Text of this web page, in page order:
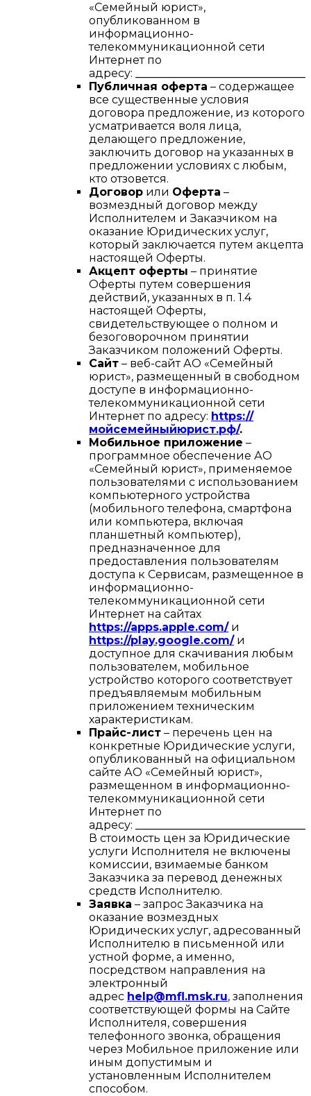
«Семейный юрист»,
опубликованном в
информационно-
телекоммуникационной сети
Интернет по
адресу:
Публичная оферта – содержащее
все существенные условия
договора предложение, из которого
усматривается воля лица,
делающего предложение,
заключить договор на указанных в
предложении условиях с любым,
кто отзовется.
Договор или Оферта –
возмездный договор между
Исполнителем и Заказчиком на
оказание Юридических услуг,
который заключается путем акцепта
настоящей Оферты.
Акцепт оферты – принятие
Оферты путем совершения
действий, указанных в п. 1.4
настоящей Оферты,
свидетельствующее о полном и
безоговорочном принятии
Заказчиком положений Оферты.
Сайт – веб-сайт АО «Семейный
юрист», размещенный в свободном
доступе в информационно-
телекоммуникационной сети
Интернет по адресу: https://
мойсемейныйюрист.рф/.
Мобильное приложение –
программное обеспечение АО
«Семейный юрист», применяемое
пользователями с использованием
компьютерного устройства
(мобильного телефона, смартфона
или компьютера, включая
планшетный компьютер),
предназначенное для
предоставления пользователям
доступа к Сервисам, размещенное в
информационно-
телекоммуникационной сети
Интернет на сайтах
https://apps.apple.com/и
https://play.google.com/и
доступное для скачивания любым
пользователем, мобильное
устройство которого соответствует
предъявляемым мобильным
приложением техническим
характеристикам.
Прайс-лист – перечень цен на
конкретные Юридические услуги,
опубликованный на официальном
сайте АО «Семейный юрист»,
размещенном в информационно-
телекоммуникационной сети
Интернет по
адресу:
В стоимость цен за Юридические
услуги Исполнителя не включены
комиссии, взимаемые банком
Заказчика за перевод денежных
средств Исполнителю.
Заявка – запрос Заказчика на
оказание возмездных
Юридических услуг, адресованный
Исполнителю в письменной или
устной форме, а именно,
посредством направления на
электронный
адрес help@mfl.msk.ru, заполнения
соответствующей формы на Сайте
Исполнителя, совершения
телефонного звонка, обращения
через Мобильное приложение или
иным допустимым и
установленным Исполнителем
способом.